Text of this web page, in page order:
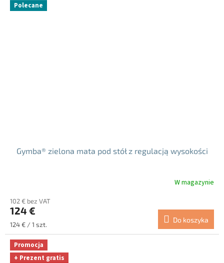
Polecane
Gymba® zielona mata pod stół z regulacją wysokości
produktu
wynosi
5.0
5
gwiazdek.
W magazynie
102 € bez VAT
124 €
Cena
jednostkowa:
124 € / 1 szt.
Do koszyka
Promocja
+ Prezent gratis